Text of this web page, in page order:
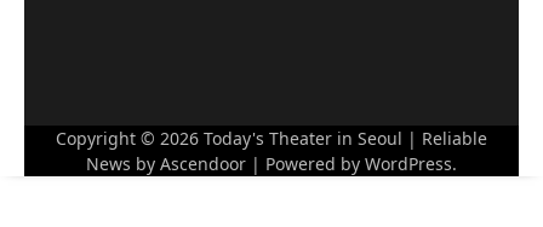
Copyright © 2026 Today's Theater in Seoul | Reliable
News by Ascendoor | Powered by WordPress.